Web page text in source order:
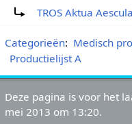
TROS Aktua
Categorieën: Medisch
Productielijst A
Deze pagina is voor het
mei 2013 om 13:20.